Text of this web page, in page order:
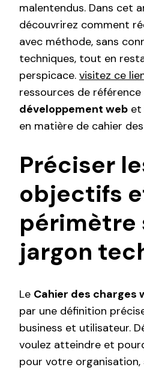
malentendus. Dans cet
découvrirez comment
avec méthode, sans
techniques, tout en
perspicace. visitez ce
ressources de référence
développement web et
en matière de cahier
Préciser
objectifs
périmètre
jargon
Le Cahier des charges
par une définition
business et utilisateur.
voulez atteindre et
pour votre organisation,